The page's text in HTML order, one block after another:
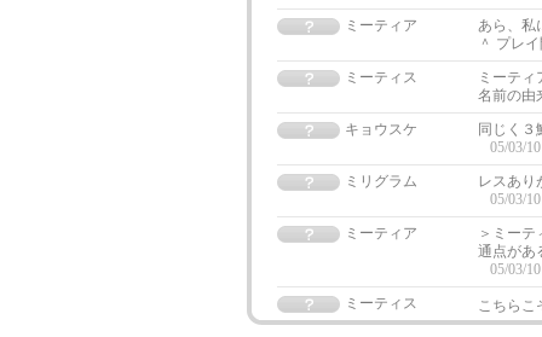
ミーティア
あら、私
＾ プレ
ミーティス
ミーテ
名前の由
キョウスケ
同じく
05/03/
ミリグラム
レスあり
05/03/
ミーティア
＞ミー
通点があ
05/03/
ミーティス
こちらこ